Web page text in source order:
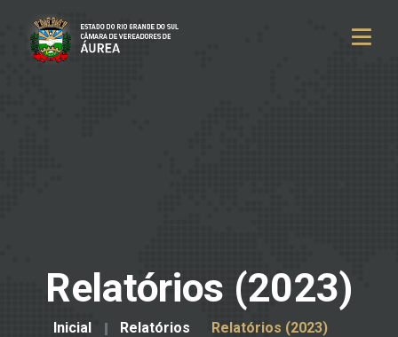
Relatórios (2023)
Inicial Relatórios Relatórios (2023)